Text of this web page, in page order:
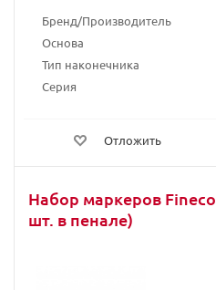
Бренд/Производитель
Основа
Тип наконечника
Серия
Отложить
Набор маркеров
шт. в пенале)